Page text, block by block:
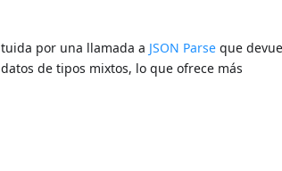
por una llamada a JSON Parse que
de tipos mixtos, lo que ofrece más